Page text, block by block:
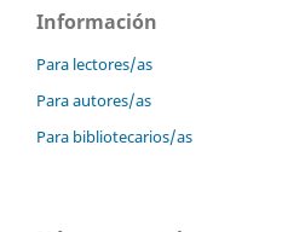
Información
Para lectores/as
Para autores/as
Para bibliotecarios/as